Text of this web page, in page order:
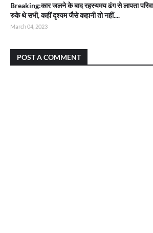
Breaking:कार जलने के बाद रहस्यमय ढंग से लापता
रुके थे सभी, कहीं दृश्यम जैसे कहानी तो नहीं....
March 04, 2023
POST A COMMENT